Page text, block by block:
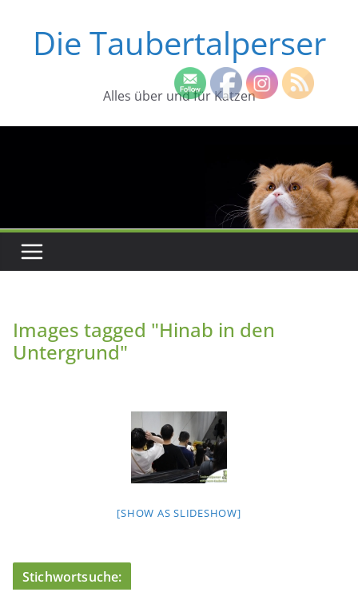
springenDie Taubertalperser
Alles über und für Katzen
Images tagged "Hinab in den
Untergrund"
[SHOW AS SLIDESHOW]
Stichwortsuche: